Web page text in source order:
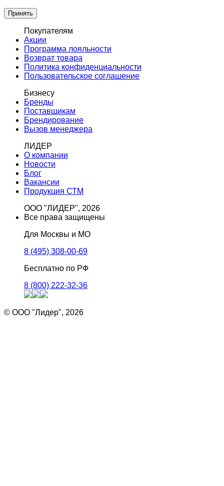
Принять
Покупателям
Акции
Программа лояльности
Возврат товара
Политика конфиденциальности
Пользовательское соглашение
Бизнесу
Бренды
Поставщикам
Брендирование
Вызов менеджера
ЛИДЕР
О компании
Новости
Блог
Вакансии
Продукция СТМ
ООО "ЛИДЕР", 2026
Все права защищены
Для Москвы и МО
8 (495) 308-00-69
Бесплатно по РФ
8 (800) 222-32-36
© ООО "Лидер", 2026